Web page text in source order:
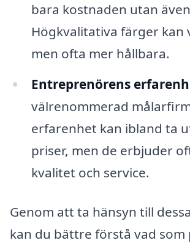
bara kostnaden utan
Högkvalitativa färger kan
men ofta mer hållbara.
Entreprenörens
välrenommerad
erfarenhet kan ibland ta
priser, men de erbjuder
kvalitet och service.
Genom att ta hänsyn till
kan du bättre förstå vad som